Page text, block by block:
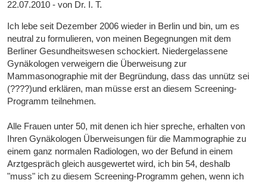
22.07.2010 - von Dr. I. T.
Ich lebe seit Dezember 2006 wieder in Berlin und bin, um es
neutral zu formulieren, von meinen Begegnungen mit dem
Berliner Gesundheitswesen schockiert. Niedergelassene
Gynäkologen verweigern die Überweisung zur
Mammasonographie mit der Begründung, dass das unnütz sei
(????)und erklären, man müsse erst an diesem Screening-
Programm teilnehmen.
Alle Frauen unter 50, mit denen ich hier spreche, erhalten von
Ihren Gynäkologen Überweisungen für die Mammographie zu
einem ganz normalen Radiologen, wo der Befund in einem
Arztgespräch gleich ausgewertet wird, ich bin 54, deshalb
"muss" ich zu diesem Screening-Programm gehen, wenn ich